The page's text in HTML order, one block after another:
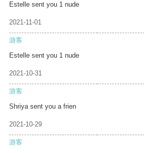
Estelle sent you 1 nude
2021-11-01
游客
Estelle sent you 1 nude
2021-10-31
游客
Shriya sent you a frien
2021-10-29
游客